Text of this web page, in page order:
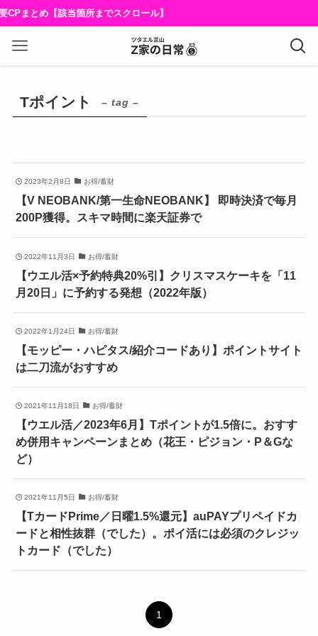
まとめ【該当箇所までスクロール】
Tポイント – tag –
2023年2月8日 お得/蓄財
【V NEOBANK/第一生命NEOBANK】 即時決済で毎月
200P獲得。スキマ時間に楽天証券で
2022年11月3日 お得/蓄財
【ウエル活×予約特典20%引】クリスマスケーキを「11
月20日」に予約する発想（2022年版）
2022年1月24日 お得/蓄財
【モッピー・ハピタス/紹介コードあり】ポイントサイト
は二刀流がおすすめ
2021年11月18日 お得/蓄財
【ウエル活／2023年6月】Tポイントが1.5倍に。おすす
め併用キャンペーンまとめ（花王・ピジョン・P＆Gな
ど）
2021年11月5日 お得/蓄財
【TカードPrime／日曜1.5%還元】auPAYプリペイドカ
ードと相性抜群（でした）。ポイ活には必須のクレジッ
トカード（でした）
1